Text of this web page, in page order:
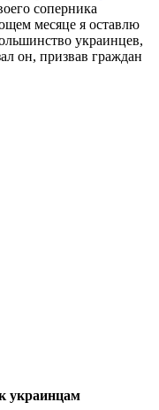
соперника
месяце я оставлю
украинцев,
он, призвав граждан
украинцам